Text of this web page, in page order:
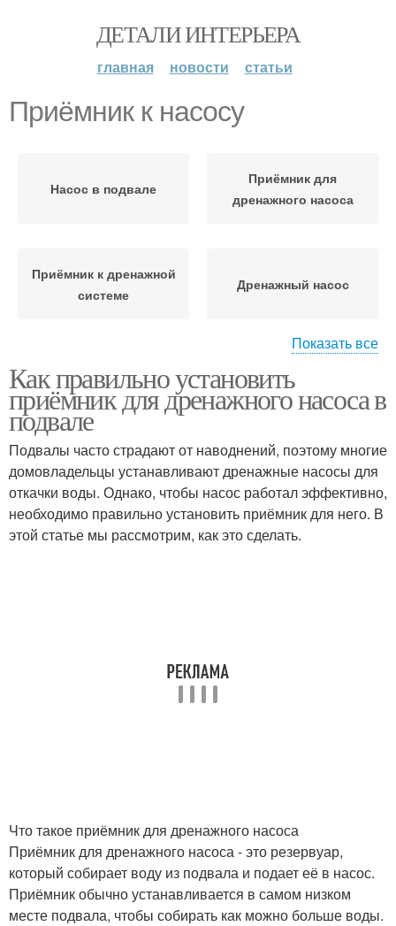
ДЕТАЛИ ИНТЕРЬЕРА
главная новости статьи
Приёмник к насосу
Насос в подвале
Приёмник для
дренажного насоса
Приёмник к дренажной
системе
Дренажный насос
Насос для подвала Насос с поплавком
Приёмники для
дренажного насоса
Показать все
Как правильно установить
приёмник для дренажного насоса в
подвале
Подвалы часто страдают от наводнений, поэтому многие
домовладельцы устанавливают дренажные насосы для
откачки воды. Однако, чтобы насос работал эффективно,
необходимо правильно установить приёмник для него. В
этой статье мы рассмотрим, как это сделать.
Что такое приёмник для дренажного насоса
Приёмник для дренажного насоса - это резервуар,
который собирает воду из подвала и подает её в насос.
Приёмник обычно устанавливается в самом низком
месте подвала, чтобы собирать как можно больше воды.